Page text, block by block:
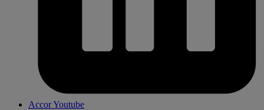
Accor Youtube